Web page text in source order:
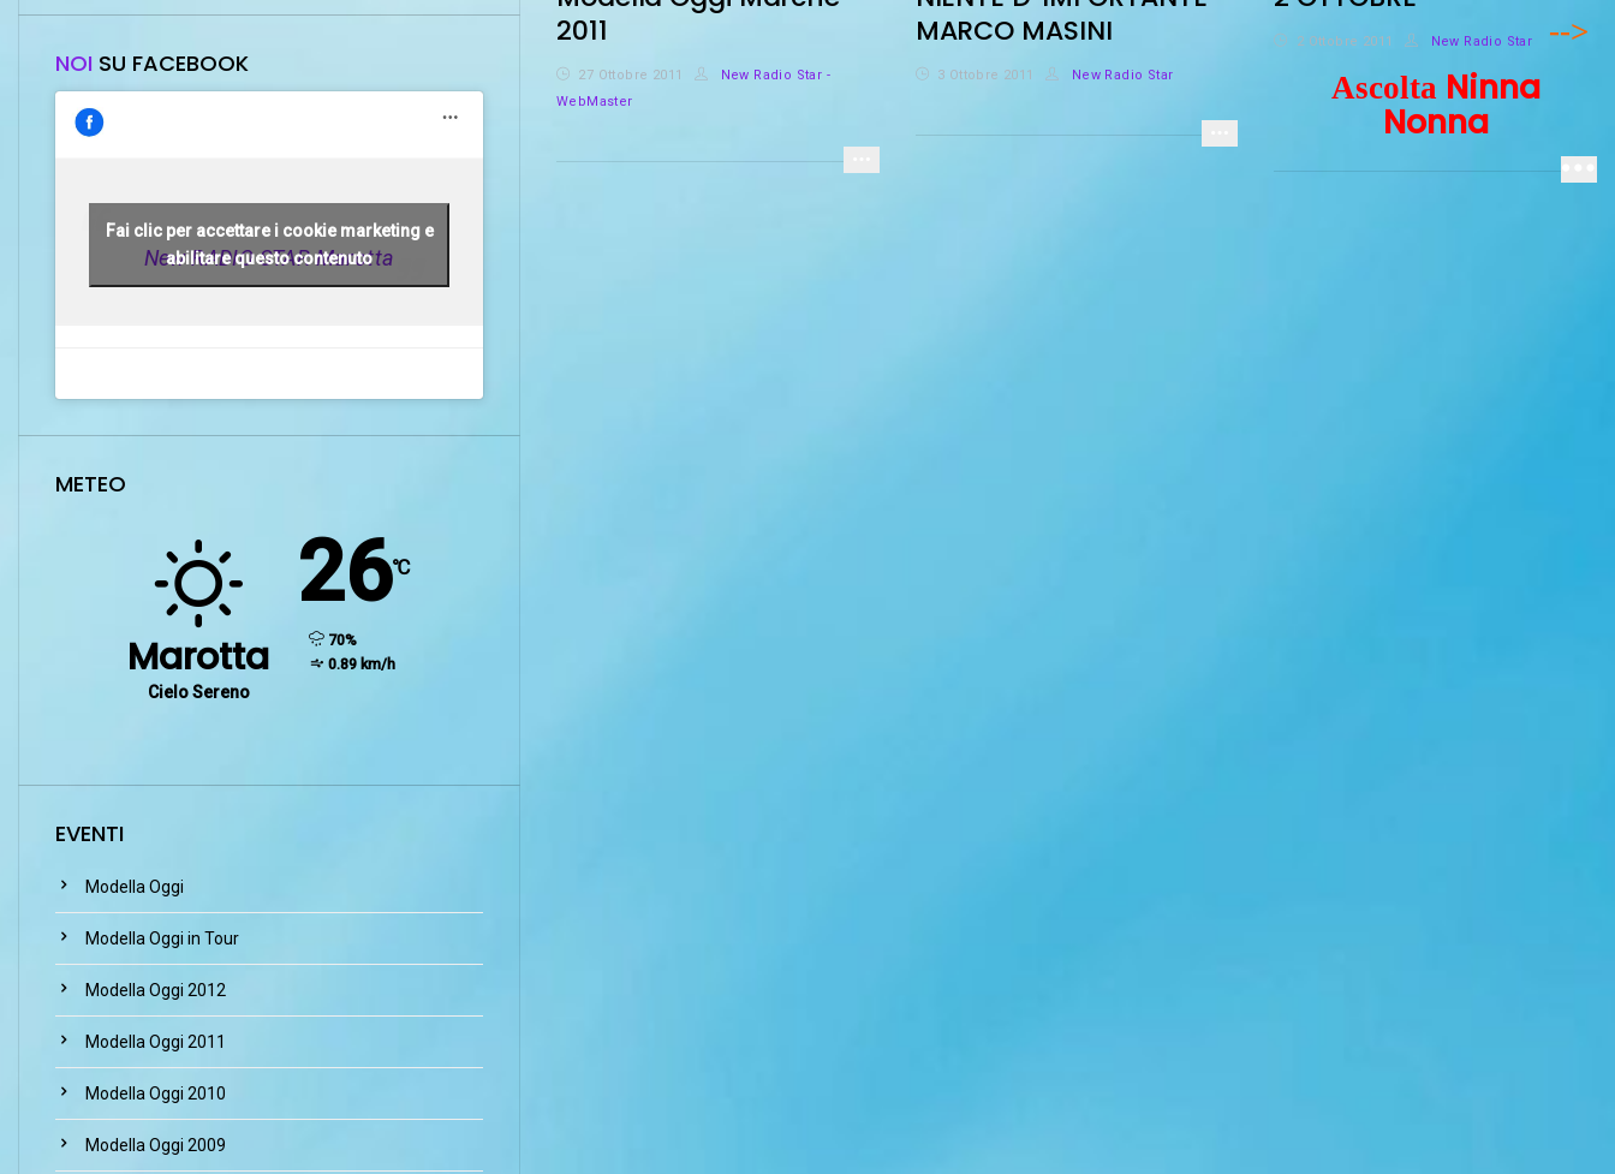
2011
27 Ottobre 2011
New Radio Star -
WebMaster
MARCO MASINI
3 Ottobre 2011 New Radio Star
2 Ottobre 2011 New Radio Star
-->
Ascolta Ninna
Nonna
NOI SU FACEBOOK
New RADIO STAR Marotta
Fai clic per accettare i cookie marketing e
abilitare questo contenuto
METEO
Marotta
Cielo Sereno
26℃
humidity:
70%
wind:
0.89 km/h
EVENTI
Modella Oggi
Modella Oggi in Tour
Modella Oggi 2012
Modella Oggi 2011
Modella Oggi 2010
Modella Oggi 2009